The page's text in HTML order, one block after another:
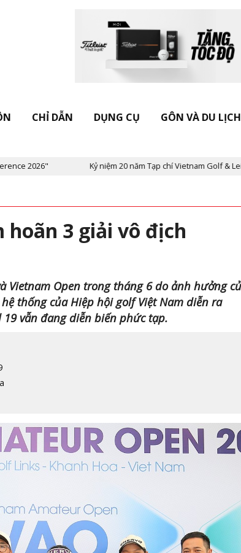
CHỈ DẪN DỤNG CỤ GÔN VÀ DU LỊCH
Kỷ niệm 20 năm Tạp chí Vietnam Golf & Leisure:
3 giải vô địch
Vietnam Open trong tháng 6 do ảnh hưởng
thống của Hiệp hội golf Việt Nam diễn ra
vẫn đang diễn biến phức tạp.